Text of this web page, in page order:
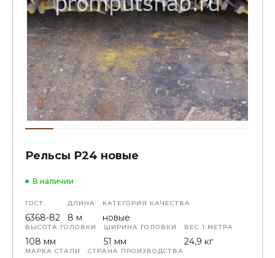
Рельсы Р24 новые
В наличии
ГОСТ
6368-82
ДЛИНА
8 м
КАТЕГОРИЯ КАЧЕСТВА
новые
ВЫСОТА ГОЛОВКИ
108 мм
ШИРИНА ГОЛОВКИ
51 мм
ВЕС 1 МЕТРА
24,9 кг
МАРКА СТАЛИ СТРАНА ПРОИЗВОДСТВА